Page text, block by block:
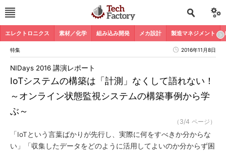
エレクトロニクス 素材／化学 組み込み開発 メカ設計 製造マネジメント
特集 2016年11月8日
IoTシステムの構築は「計測」なくして語れない！
～オンライン状態監視システムの構築事例から学
ぶ～
NIDays 2016 講演レポート
（3/4 ページ）
「IoTという言葉ばかりが先行し、実際に何をすべきか分からな
い」「収集したデータをどのように活用してよいのか分からず困